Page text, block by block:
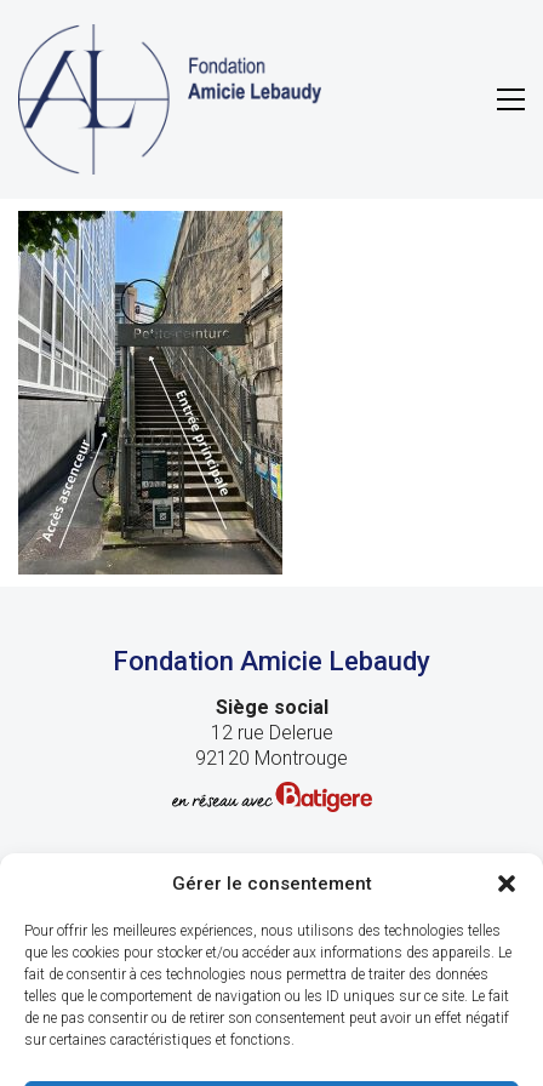
Gérer le consentement
Pour offrir les meilleures expériences, nous utilisons des technologies telles
que les cookies pour stocker et/ou accéder aux informations des appareils. Le
fait de consentir à ces technologies nous permettra de traiter des données
telles que le comportement de navigation ou les ID uniques sur ce site. Le fait
de ne pas consentir ou de retirer son consentement peut avoir un effet négatif
sur certaines caractéristiques et fonctions.
Fondation Amicie Lebaudy
Siège social
12 rue Delerue
92120 Montrouge